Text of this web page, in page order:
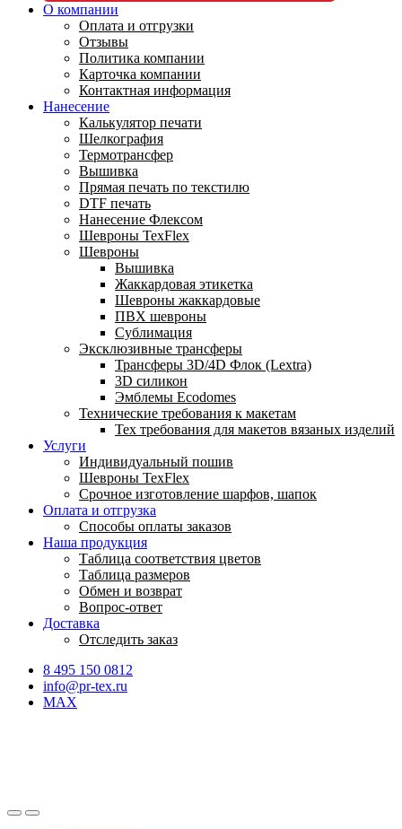
О компании
Оплата и отгрузки
Отзывы
Политика компании
Карточка компании
Контактная информация
Нанесение
Калькулятор печати
Шелкография
Термотрансфер
Вышивка
Прямая печать по текстилю
DTF печать
Нанесение Флексом
Шевроны TexFlex
Шевроны
Вышивка
Жаккардовая этикетка
Шевроны жаккардовые
ПВХ шевроны
Сублимация
Эксклюзивные трансферы
Трансферы 3D/4D Флок (Lextra)
3D силикон
Эмблемы Ecodomes
Технические требования к макетам
Тех требования для макетов вязаных изделий
Услуги
Индивидуальный пошив
Шевроны TexFlex
Срочное изготовление шарфов, шапок
Оплата и отгрузка
Способы оплаты заказов
Наша продукция
Таблица соответствия цветов
Таблица размеров
Обмен и возврат
Вопрос-ответ
Доставка
Отследить заказ
8 495 150 0812
info@pr-tex.ru
MAX